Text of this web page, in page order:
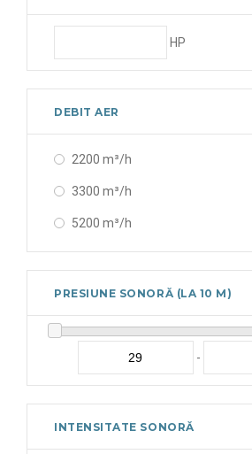
HP
DEBIT AER
2200 m³/h
3300 m³/h
5200 m³/h
PRESIUNE SONORĂ (LA 10 M)
-
INTENSITATE SONORĂ